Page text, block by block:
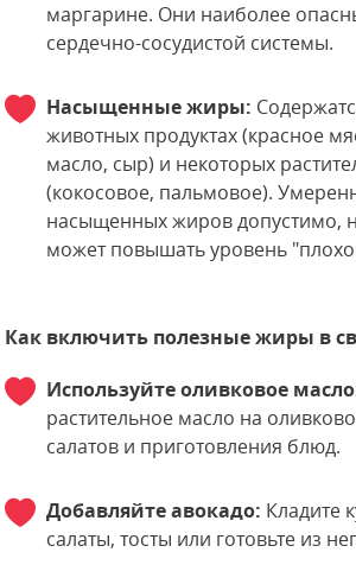
маргарине. Они наиболее
сердечно-сосудистой системы.
Насыщенные жиры:
животных продуктах (красное
масло, сыр) и некоторых
(кокосовое, пальмовое).
насыщенных жиров допустимо,
может повышать уровень
Как включить полезные жиры в
Используйте оливковое
растительное масло на
салатов и приготовления блюд.
Добавляйте авокадо: Кладите
салаты, тосты или готовьте из